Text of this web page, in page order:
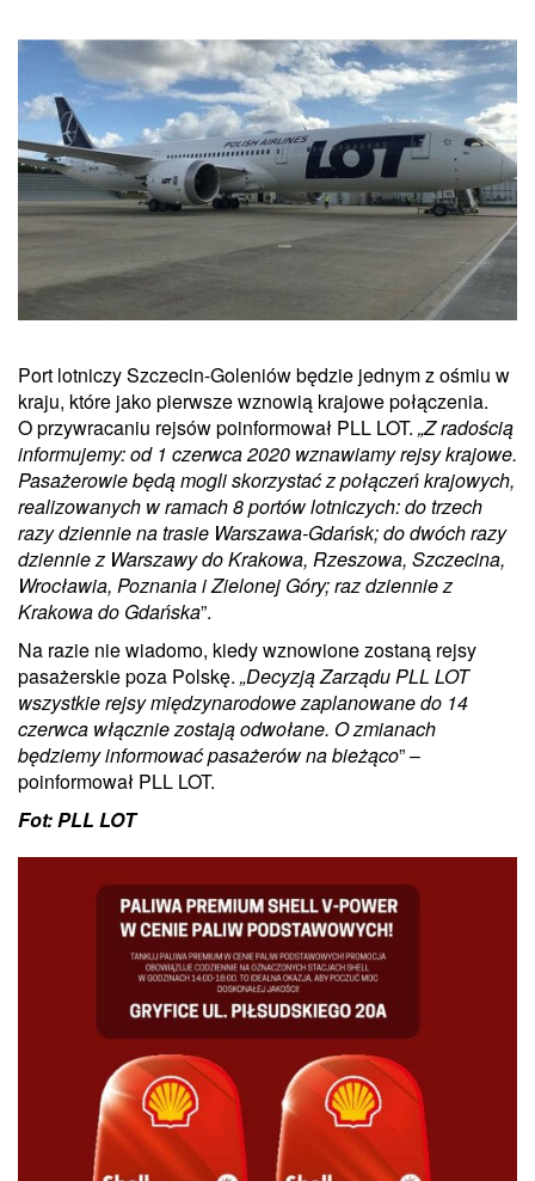
Port lotniczy Szczecin-Goleniów będzie jednym z ośmiu w
kraju, które jako pierwsze wznowią krajowe połączenia.
O przywracaniu rejsów poinformował PLL LOT. „Z radością
informujemy: od 1 czerwca 2020 wznawiamy rejsy krajowe.
Pasażerowie będą mogli skorzystać z połączeń krajowych,
realizowanych w ramach 8 portów lotniczych: do trzech
razy dziennie na trasie Warszawa-Gdańsk; do dwóch razy
dziennie z Warszawy do Krakowa, Rzeszowa, Szczecina,
Wrocławia, Poznania i Zielonej Góry; raz dziennie z
Krakowa do Gdańska”.
Na razie nie wiadomo, kiedy wznowione zostaną rejsy
pasażerskie poza Polskę. „Decyzją Zarządu PLL LOT
wszystkie rejsy międzynarodowe zaplanowane do 14
czerwca włącznie zostają odwołane. O zmianach
będziemy informować pasażerów na bieżąco” –
poinformował PLL LOT.
Fot: PLL LOT